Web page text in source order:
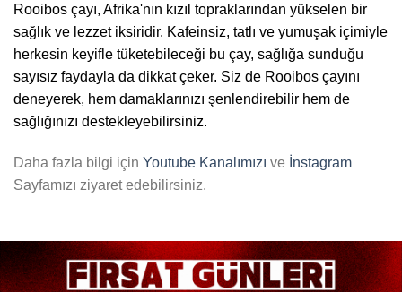
Rooibos çayı, Afrika'nın kızıl topraklarından yükselen bir
sağlık ve lezzet iksiridir. Kafeinsiz, tatlı ve yumuşak içimiyle
herkesin keyifle tüketebileceği bu çay, sağlığa sunduğu
sayısız faydayla da dikkat çeker. Siz de Rooibos çayını
deneyerek, hem damaklarınızı şenlendirebilir hem de
sağlığınızı destekleyebilirsiniz.
Daha fazla bilgi için Youtube Kanalımızı ve İnstagram
Sayfamızı ziyaret edebilirsiniz.